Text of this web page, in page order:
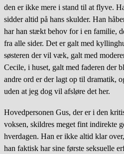
den er ikke mere i stand til at flyve.
sidder altid på hans skulder. Han
har han stækt behov for i en familie,
fra alle sider. Det er galt med
søsteren der vil væk, galt med
Cecile, i huset, galt med faderen der
andre ord er der lagt op til dramatik,
uden at jeg dog vil afsløre det her.
Hovedpersonen Gus, der er i den
voksen, skildres meget fint indirekte
hverdagen. Han er ikke altid klar
han faktisk har sine første seksuelle